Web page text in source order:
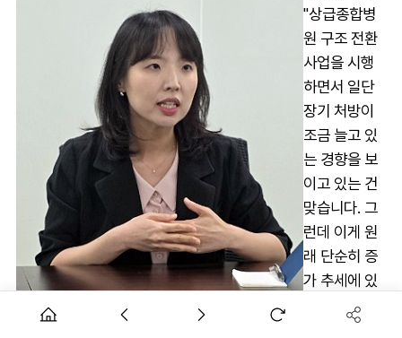
"상급종합병
원 구조 전환
사업을 시행
하면서 일단
장기 처방이
조금 늘고 있
는 경향을 보
이고 있는 건
맞습니다. 그
런데 이게 원
래 단순히 증
가 추세에 있
었던 건지, 아
니면 구조 전